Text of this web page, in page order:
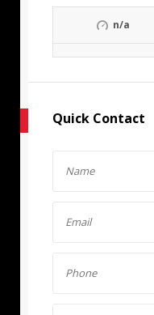
n/a
Quick Contact